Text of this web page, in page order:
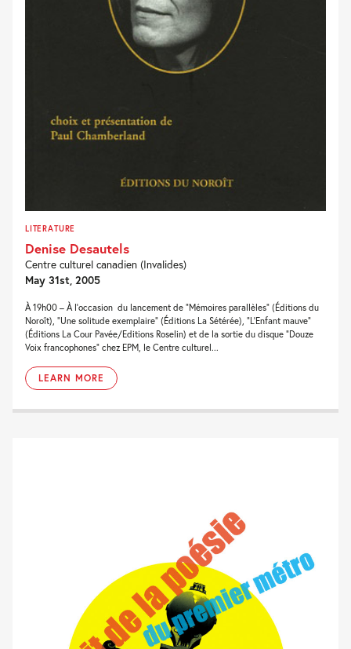
LITERATURE
Denise Desautels
Centre culturel canadien (Invalides)
May 31st, 2005
À 19h00 – À l’occasion du lancement de “Mémoires parallèles” (Éditions du
Noroît), “Une solitude exemplaire” (Éditions La Sétérée), “L’Enfant mauve”
(Éditions La Cour Pavée/Editions Roselin) et de la sortie du disque “Douze
Voix francophones” chez EPM, le Centre culturel...
LEARN MORE